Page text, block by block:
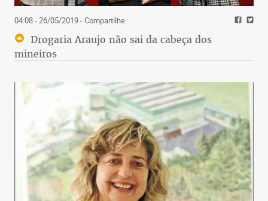
04:08 - 26/05/2019- Compartilhe
Drogaria Araujo não sai da cabeça dos
mineiros